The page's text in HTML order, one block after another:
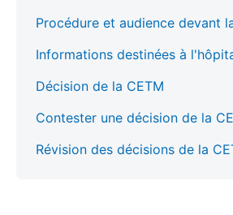
Procédure et audience devant
Informations destinées à
Décision de la CETM
Contester une décision de la
Révision des décisions de la